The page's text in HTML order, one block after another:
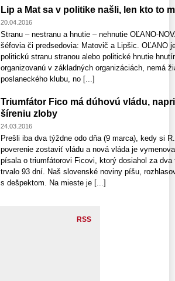
Lip a Mat sa v politike našli, len kto to
20.04.2016
Stranu – nestranu a hnutie – nehnutie OĽANO-
šéfovia či predsedovia: Matovič a Lipšic. OĽANO
politickú stranu stranou alebo politické hnutie
organizovanú v základných organizáciách, nemá
poslaneckého klubu, no [...]
Triumfátor Fico má dúhovú vládu,
šíreniu zloby
24.03.2016
Prešli iba dva týždne odo dňa (9 marca), kedy si
poverenie zostaviť vládu a nová vláda je
písala o triumfátorovi Ficovi, ktorý dosiahol za
trvalo 93 dní. Naš slovenské noviny píšu,
s dešpektom. Na mieste je [...]
RSS